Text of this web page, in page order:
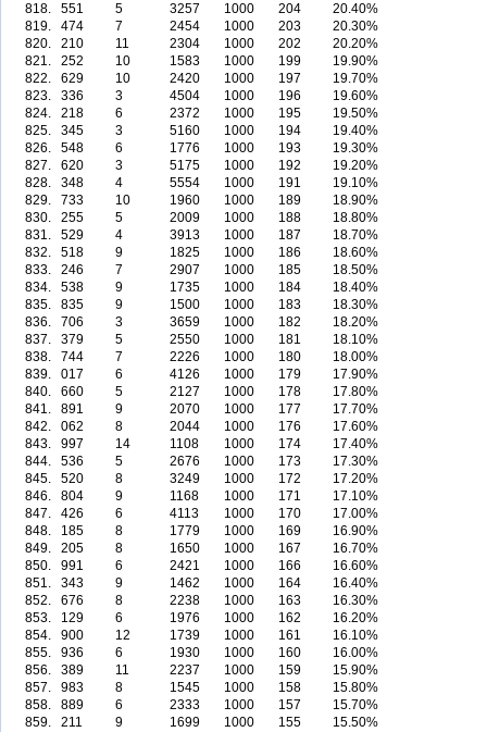
818.
551 5 3257 1000 204
20.40%
819.
474 7 2454 1000 203
20.30%
820.
210 11 2304 1000 202
20.20%
821.
252 10 1583 1000 199
19.90%
822.
629 10 2420 1000 197
19.70%
823.
336 3 4504 1000 196
19.60%
824.
218 6 2372 1000 195
19.50%
825.
345 3 5160 1000 194
19.40%
826.
548 6 1776 1000 193
19.30%
827.
620 3 5175 1000 192
19.20%
828.
348 4 5554 1000 191
19.10%
829.
733 10 1960 1000 189
18.90%
830.
255 5 2009 1000 188
18.80%
831.
529 4 3913 1000 187
18.70%
832.
518 9 1825 1000 186
18.60%
833.
246 7 2907 1000 185
18.50%
834.
538 9 1735 1000 184
18.40%
835.
835 9 1500 1000 183
18.30%
836.
706 3 3659 1000 182
18.20%
837.
379 5 2550 1000 181
18.10%
838.
744 7 2226 1000 180
18.00%
839.
017 6 4126 1000 179
17.90%
840.
660 5 2127 1000 178
17.80%
841.
891 9 2070 1000 177
17.70%
842.
062 8 2044 1000 176
17.60%
843.
997 14 1108 1000 174
17.40%
844.
536 5 2676 1000 173
17.30%
845.
520 8 3249 1000 172
17.20%
846.
804 9 1168 1000 171
17.10%
847.
426 6 4113 1000 170
17.00%
848.
185 8 1779 1000 169
16.90%
849.
205 8 1650 1000 167
16.70%
850.
991 6 2421 1000 166
16.60%
851.
343 9 1462 1000 164
16.40%
852.
676 8 2238 1000 163
16.30%
853.
129 6 1976 1000 162
16.20%
854.
900 12 1739 1000 161
16.10%
855.
936 6 1930 1000 160
16.00%
856.
389 11 2237 1000 159
15.90%
857.
983 8 1545 1000 158
15.80%
858.
889 6 2333 1000 157
15.70%
859.
211 9 1699 1000 155 15.50%